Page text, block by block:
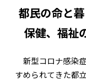
都民の命と
保健、福祉
新型コロナ感染
すめられてきた都